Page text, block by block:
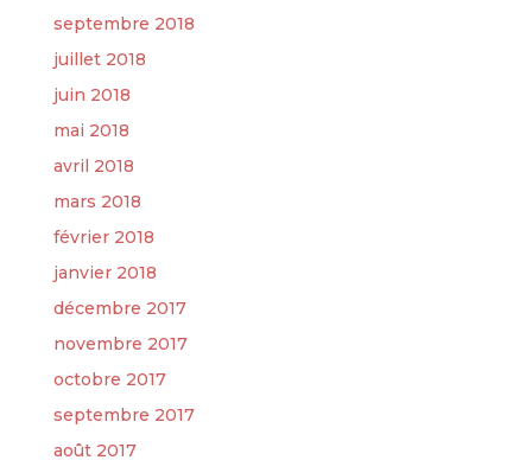
septembre 2018
juillet 2018
juin 2018
mai 2018
avril 2018
mars 2018
février 2018
janvier 2018
décembre 2017
novembre 2017
octobre 2017
septembre 2017
août 2017